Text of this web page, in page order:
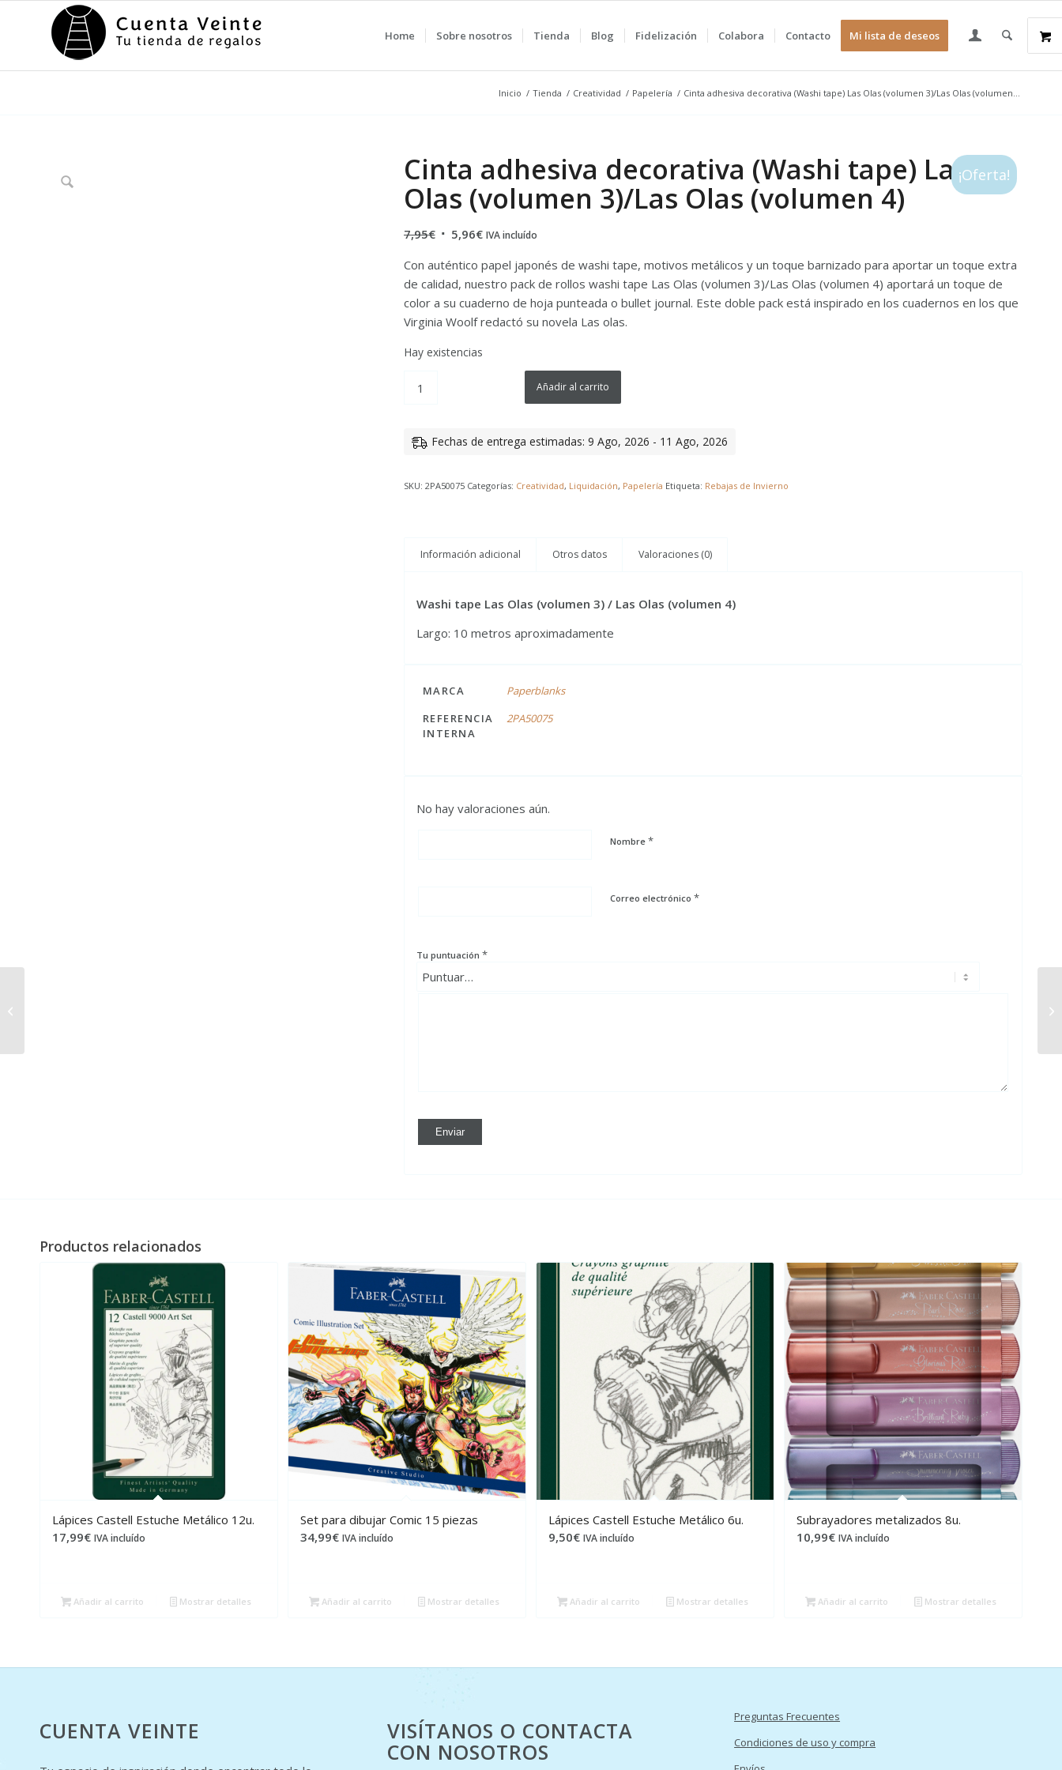
Home Sobre nosotros Tienda Blog Fidelización Colabora Contacto Mi lista de deseos
Inicio / Tienda / Creatividad / Papelería / Cinta adhesiva decorativa (Washi tape) Las Olas (volumen 3)/Las Olas (volumen...
¡Oferta!
Cinta adhesiva decorativa (Washi tape) Las
Olas (volumen 3)/Las Olas (volumen 4)
7,95€ El
original
era:
7,95€.
5,96€El
actual
es:
5,96€.
IVA incluído
Con auténtico papel japonés de washi tape, motivos metálicos y un toque barnizado para aportar un toque extra
de calidad, nuestro pack de rollos washi tape Las Olas (volumen 3)/Las Olas (volumen 4) aportará un toque de
color a su cuaderno de hoja punteada o bullet journal. Este doble pack está inspirado en los cuadernos en los que
Virginia Woolf redactó su novela Las olas.
Hay existencias
Añadir al carrito
Fechas de entrega estimadas: 9 Ago, 2026 - 11 Ago, 2026
SKU: 2PA50075 Categorías: Creatividad, Liquidación, Papelería Etiqueta: Rebajas de Invierno
Información adicional Otros datos Valoraciones (0)
Washi tape Las Olas (volumen 3) / Las Olas (volumen 4)
Largo: 10 metros aproximadamente
MARCA
Paperblanks
REFERENCIA
INTERNA
2PA50075
No hay valoraciones aún.
Nombre *
Correo electrónico *
Tu puntuación *
Productos relacionados
Lápices Castell Estuche Metálico 12u.
17,99€ IVA incluído
Añadir al carrito Mostrar detalles
Set para dibujar Comic 15 piezas
34,99€ IVA incluído
Añadir al carrito Mostrar detalles
Lápices Castell Estuche Metálico 6u.
9,50€ IVA incluído
Añadir al carrito Mostrar detalles
Subrayadores metalizados 8u.
10,99€ IVA incluído
Añadir al carrito Mostrar detalles
CUENTA VEINTE VISÍTANOS O CONTACTA
CON NOSOTROS
Preguntas Frecuentes
Condiciones de uso y compra